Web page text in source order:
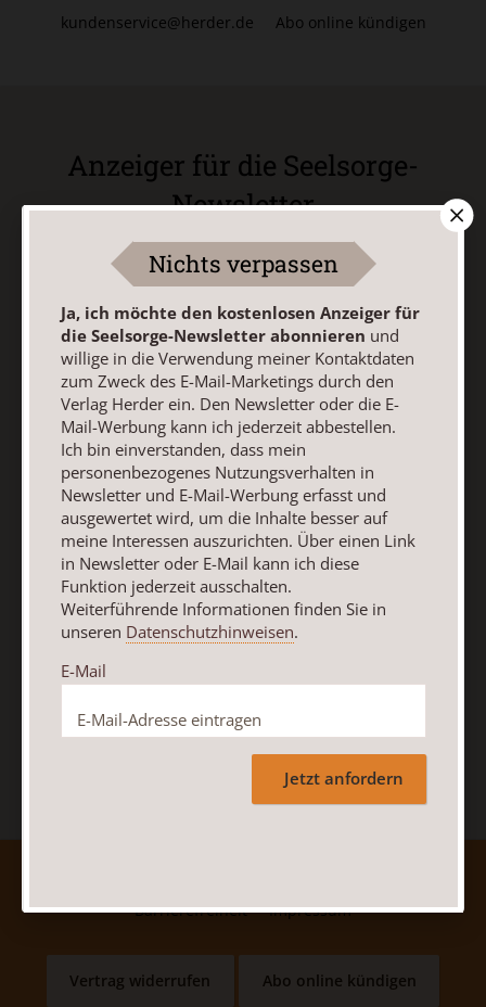
kundenservice@herder.de
Abo online kündigen
Anzeiger für die Seelsorge-
Newsletter
Ja, ich möchte den kostenlosen Anzeiger für die
Seelsorge-Newsletter abonnierenund willige in die
Verwendung meiner Kontaktdaten zum Zweck des E-Mail-
Marketings durch den Verlag Herder ein. Den Newsletter
oder die E-Mail-Werbung kann ich jederzeit abbestellen.
Ich bin einverstanden, dass mein personenbezogenes
Nutzungsverhalten in Newsletter und E-Mail-Werbung
erfasst und ausgewertet wird, um die Inhalte besser auf
meine Interessen auszurichten. Über einen Link in
Newsletter oder E-Mail kann ich diese Funktion jederzeit
ausschalten.
Weiterführende Informationen finden Sie in unseren
Datenschutzhinweisen.
E-Mail
Barrierefreiheit
Impressum
Vertrag widerrufen Abo online kündigen
Nichts verpassen
Ja, ich möchte den kostenlosen Anzeiger für
die Seelsorge-Newsletter abonnieren und
willige in die Verwendung meiner Kontaktdaten
zum Zweck des E-Mail-Marketings durch den
Verlag Herder ein. Den Newsletter oder die E-
Mail-Werbung kann ich jederzeit abbestellen.
Ich bin einverstanden, dass mein
personenbezogenes Nutzungsverhalten in
Newsletter und E-Mail-Werbung erfasst und
ausgewertet wird, um die Inhalte besser auf
meine Interessen auszurichten. Über einen Link
in Newsletter oder E-Mail kann ich diese
Funktion jederzeit ausschalten.
Weiterführende Informationen finden Sie in
unseren Datenschutzhinweisen.
E-Mail
Jetzt anfordern